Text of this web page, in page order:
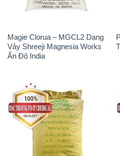
MGSO4.7H2O – Magnesium
Sulphate Heptahydrate 99%
Trung Quốc China